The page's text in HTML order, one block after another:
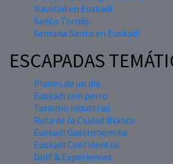
Navidad en Euskadi
Santo Tomás
Semana Santa en Euskadi
ESCAPADAS
Planes de un día
Euskadi con perro
Turismo industrial
Ruta de la Ciudad Blanca
Euskadi Gastronomika
Euskadi Confidential
Golf & Experiences